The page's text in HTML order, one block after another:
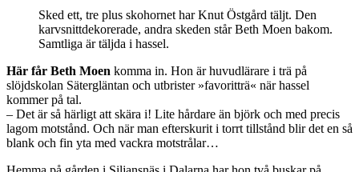
Sked ett, tre plus skohornet har Knut Östgård täljt. Den
karvsnittdekorerade, andra skeden står Beth Moen bakom.
Samtliga är täljda i hassel.
Här får Beth Moen komma in. Hon är huvudlärare i trä på
slöjdskolan Sätergläntan och utbrister »favoritträ« när hassel
kommer på tal.
– Det är så härligt att skära i! Lite hårdare än björk och med precis
lagom motstånd. Och när man efterskurit i torrt tillstånd blir det en så
blank och fin yta med vackra motstrålar…